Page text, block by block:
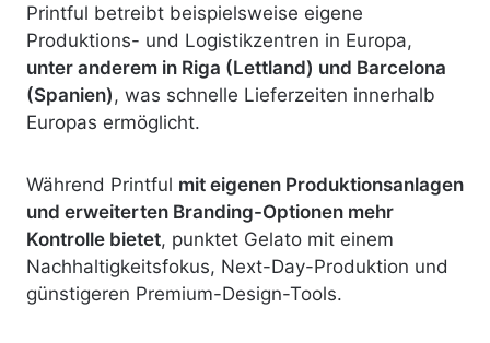
Printful betreibt beispielsweise eigene
Produktions- und Logistikzentren in Europa,
unter anderem in Riga (Lettland) und Barcelona
(Spanien) , was schnelle Lieferzeiten innerhalb
Europas ermöglicht.
Während Printful mit eigenen Produktionsanlagen
und erweiterten Branding-Optionen mehr
Kontrolle bietet, punktet Gelato mit einem
Nachhaltigkeitsfokus, Next-Day-Produktion und
günstigeren Premium-Design-Tools.